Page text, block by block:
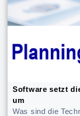
Software setzt
um
Was sind die